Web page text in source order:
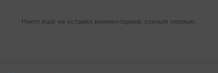
Никто ещё не оставил комментариев, станьте первым.